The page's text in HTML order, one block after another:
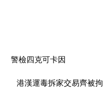
警檢四克可卡因
港漢運毒拆家交易齊被拘